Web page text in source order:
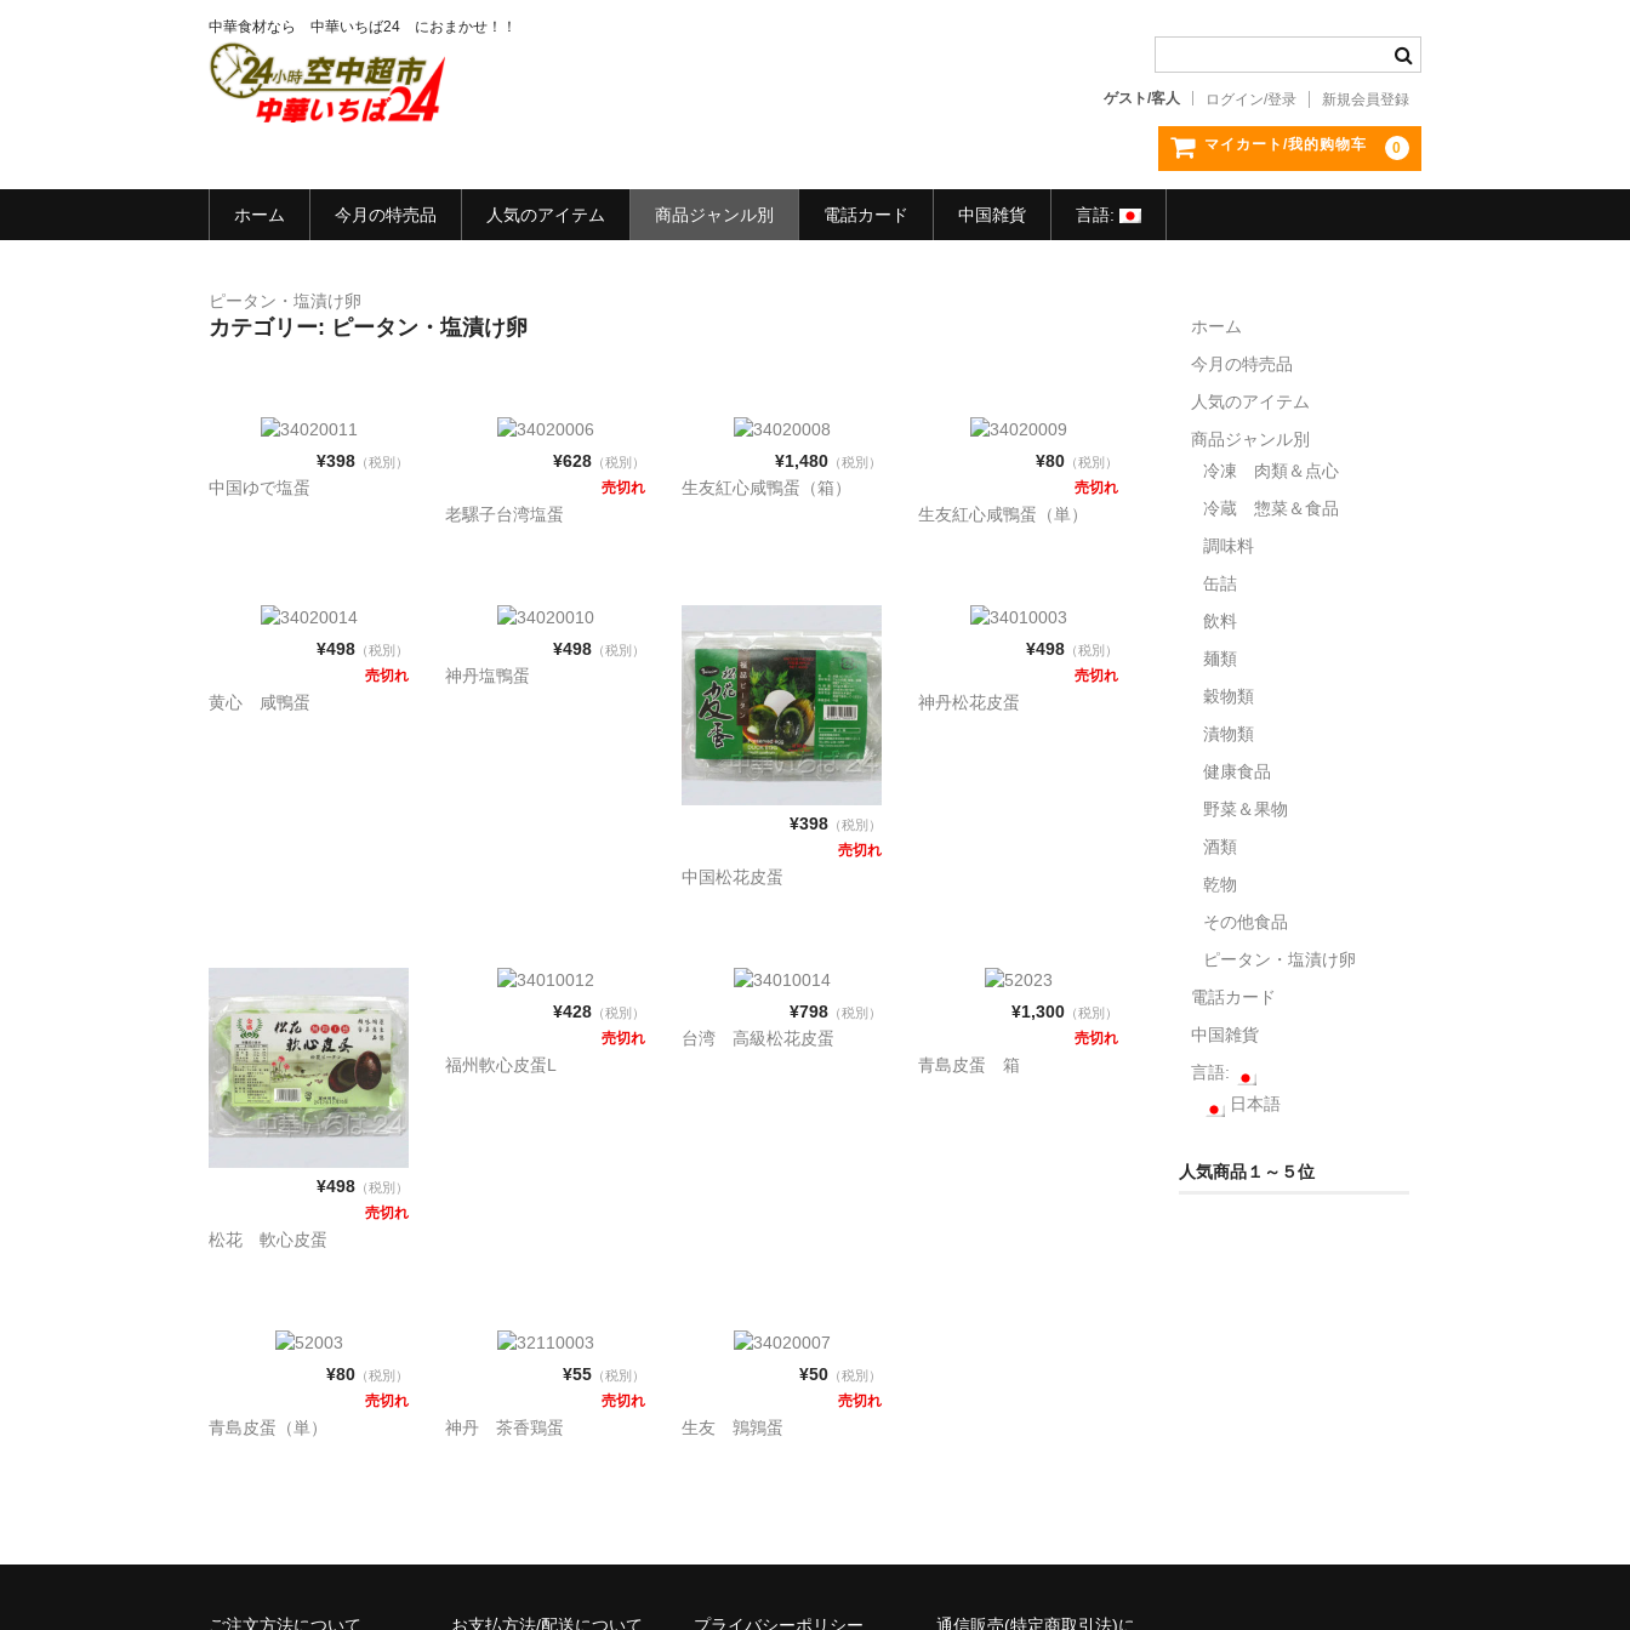
中華食材なら 中華いちば24 におまかせ！！
ゲスト/客人 ログイン/登录 新規会員登録
マイカート/我的购物车 0
ホーム 今月の特売品 人気のアイテム 商品ジャンル別 電話カード 中国雑貨 言語:
ピータン・塩漬け卵
カテゴリー: ピータン・塩漬け卵
¥398 （税別）
中国ゆで塩蛋
¥628 （税別）
売切れ
老騾子台湾塩蛋
¥1,480 （税別）
生友紅心咸鴨蛋（箱）
¥80 （税別）
売切れ
生友紅心咸鴨蛋（単）
¥498 （税別）
売切れ
黄心 咸鴨蛋
¥498 （税別）
神丹塩鴨蛋
¥398 （税別）
売切れ
中国松花皮蛋
¥498 （税別）
売切れ
神丹松花皮蛋
¥498 （税別）
売切れ
松花 軟心皮蛋
¥428 （税別）
売切れ
福州軟心皮蛋L
¥798 （税別）
台湾 高級松花皮蛋
¥1,300 （税別）
売切れ
青島皮蛋 箱
¥80 （税別）
売切れ
青島皮蛋（単）
¥55 （税別）
売切れ
神丹 茶香鶏蛋
¥50 （税別）
売切れ
生友 鶉鶉蛋
ホーム
今月の特売品
人気のアイテム
商品ジャンル別
冷凍 肉類＆点心
冷蔵 惣菜＆食品
調味料
缶詰
飲料
麺類
穀物類
漬物類
健康食品
野菜＆果物
酒類
乾物
その他食品
ピータン・塩漬け卵
電話カード
中国雑貨
言語:
日本語
人気商品１～５位
ご注文方法について お支払方法/配送について プライバシーポリシー 通信販売(特定商取引法)に